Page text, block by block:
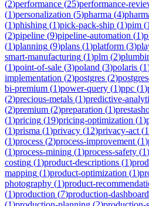
(2)performance (25)performance-
(1)personalization (5)pharma (4)
(1)phishing (1)pick-pack-ship (1)pim (1
(2)pipeline (9)pipeline-automation (1)
(1)planning (9)plans (1)platform (3)
smart-manufacturing (1)plm (2)
(1)point-of-sale (3)poland (3)polaris (1
implementation (2)postgres (2)
bi-premium (1)power-query (1)ppc (1)
(2)precious-metals (1)predictive-
(2)premium (2)preparation (1)
(1)pricing (19)pricing-optimization (1)
(1)prisma (1)privacy (12)privacy-act (1
(1)process (2)process-improvement (1)
(1)process-mining (1)process-safety (1)
costing (1)product-descriptions (1)
mapping (1)product-optimization (1)
photography (1)product-
(1)production (7)production-